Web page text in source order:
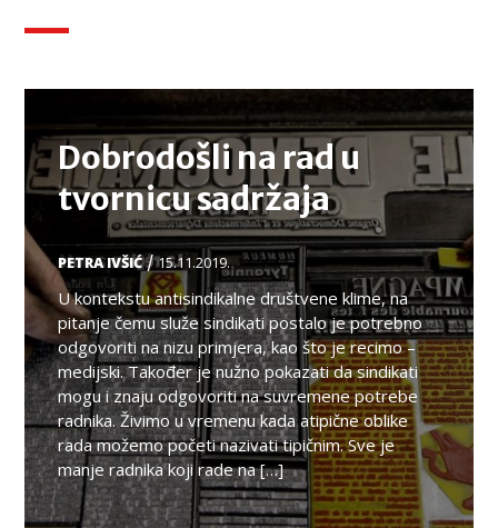
Dobrodošli na rad u
tvornicu sadržaja
PETRA IVŠIĆ/15.11.2019.
U kontekstu antisindikalne društvene klime, na
pitanje čemu služe sindikati postalo je potrebno
odgovoriti na nizu primjera, kao što je recimo –
medijski. Također je nužno pokazati da sindikati
mogu i znaju odgovoriti na suvremene potrebe
radnika. Živimo u vremenu kada atipične oblike
rada možemo početi nazivati tipičnim. Sve je
manje radnika koji rade na […]